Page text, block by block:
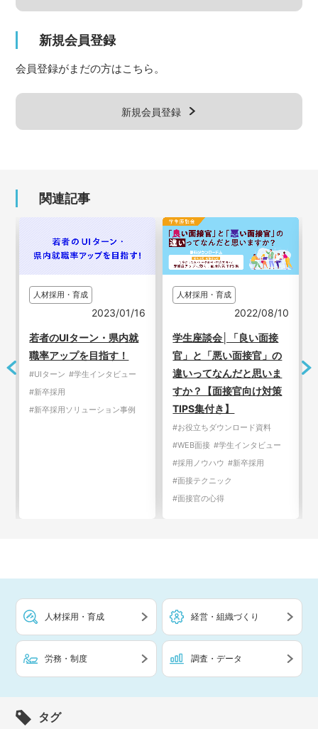
新規会員登録
会員登録がまだの方はこちら。
新規会員登録
関連記事
人材採用・育成
2023/01/16
若者のUIターン・県内就
職率アップを目指す！
#UIターン #学生インタビュー
#新卒採用
#新卒採用ソリューション事例
人材採用・育成
2022/08/10
学生座談会│「良い面接
官」と「悪い面接官」の
違いってなんだと思いま
すか？【面接官向け対策
TIPS集付き】
#お役立ちダウンロード資料
#WEB面接 #学生インタビュー
#採用ノウハウ #新卒採用
#面接テクニック
#面接官の心得
人材採用・育成 経営・組織づくり
労務・制度 調査・データ
タグ